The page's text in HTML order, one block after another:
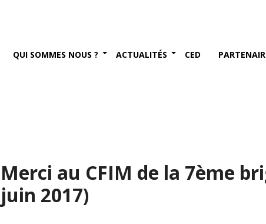
QUI SOMMES NOUS ? ACTUALITÉS CED
Merci au CFIM de la 7ème
juin 2017)